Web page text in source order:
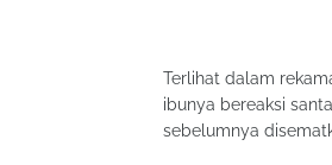
Terlihat dalam
ibunya bereaksi
sebelumnya